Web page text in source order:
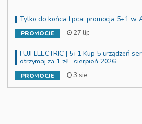
Tylko do końca lipca: promocja 5+1 w
PROMOCJE 27 lip
FUJI ELECTRIC | 5+1 Kup 5 urządzeń
otrzymaj za 1 zł! | sierpień 2026
PROMOCJE 3 sie